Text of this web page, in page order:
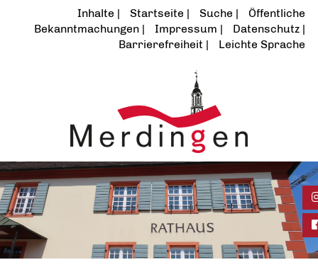
Inhalte Startseite Suche
Öffentliche
Bekanntmachungen
Impressum
Datenschutz
Barrierefreiheit
Leichte Sprache